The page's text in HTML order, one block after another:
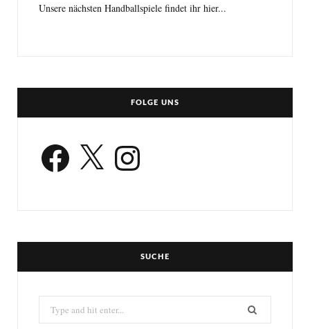
Unsere nächsten Handballspiele findet ihr hier...
FOLGE UNS
Facebook X Instagram
SUCHE
for: